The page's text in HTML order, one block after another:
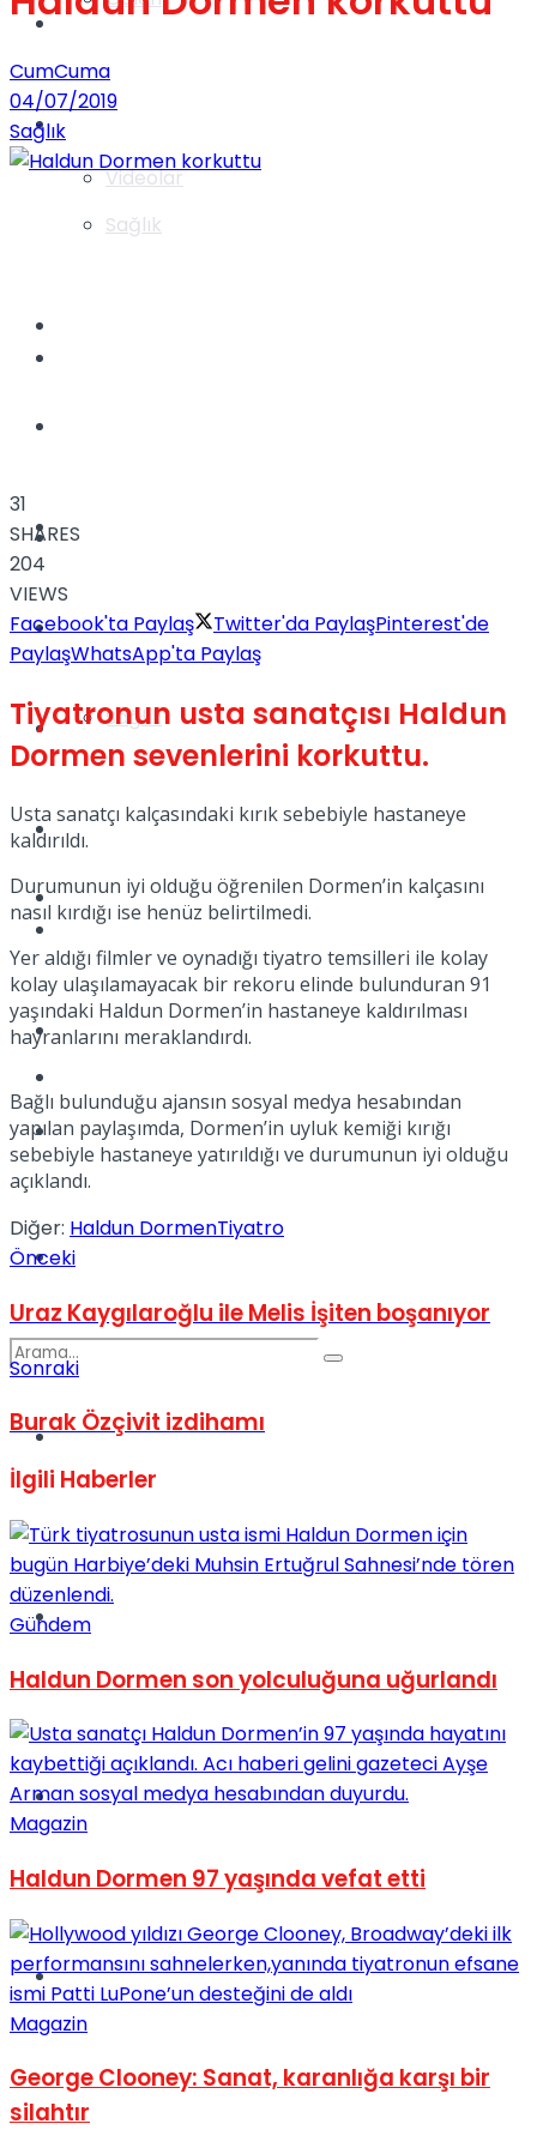
Videolar
Yaşam
Sağlık
TV
Dünya
Türkiye
Müzik
Sinema
Tatil
Gündem
Yaşam
Sağlık
Dünya
Türkiye
Müzik
Sinema
Tatil
Spor
Podcast
View All Result
CumCuma
04/07/2019
Sağlık
31
SHARES
204
VIEWS
Facebook'ta Paylaş
Twitter'da PaylaşPinterest'de
PaylaşWhatsApp'ta Paylaş
Tiyatronun usta sanatçısı Haldun
Dormen sevenlerini korkuttu.
Usta sanatçı kalçasındaki kırık sebebiyle hastaneye
kaldırıldı.
Durumunun iyi olduğu öğrenilen Dormen’in kalçasını
nasıl kırdığı ise henüz belirtilmedi.
Yer aldığı filmler ve oynadığı tiyatro temsilleri ile kolay
kolay ulaşılamayacak bir rekoru elinde bulunduran 91
yaşındaki Haldun Dormen’in hastaneye kaldırılması
hayranlarını meraklandırdı.
Bağlı bulunduğu ajansın sosyal medya hesabından
yapılan paylaşımda, Dormen’in uyluk kemiği kırığı
sebebiyle hastaneye yatırıldığı ve durumunun iyi olduğu
açıklandı.
Diğer: Haldun DormenTiyatro
Önceki
Uraz Kaygılaroğlu ile Melis İşiten boşanıyor
Sonraki
Burak Özçivit izdihamı
İlgili Haberler
Gündem
Haldun Dormen son yolculuğuna uğurlandı
Magazin
Haldun Dormen 97 yaşında vefat etti
Magazin
George Clooney: Sanat, karanlığa karşı bir
silahtır